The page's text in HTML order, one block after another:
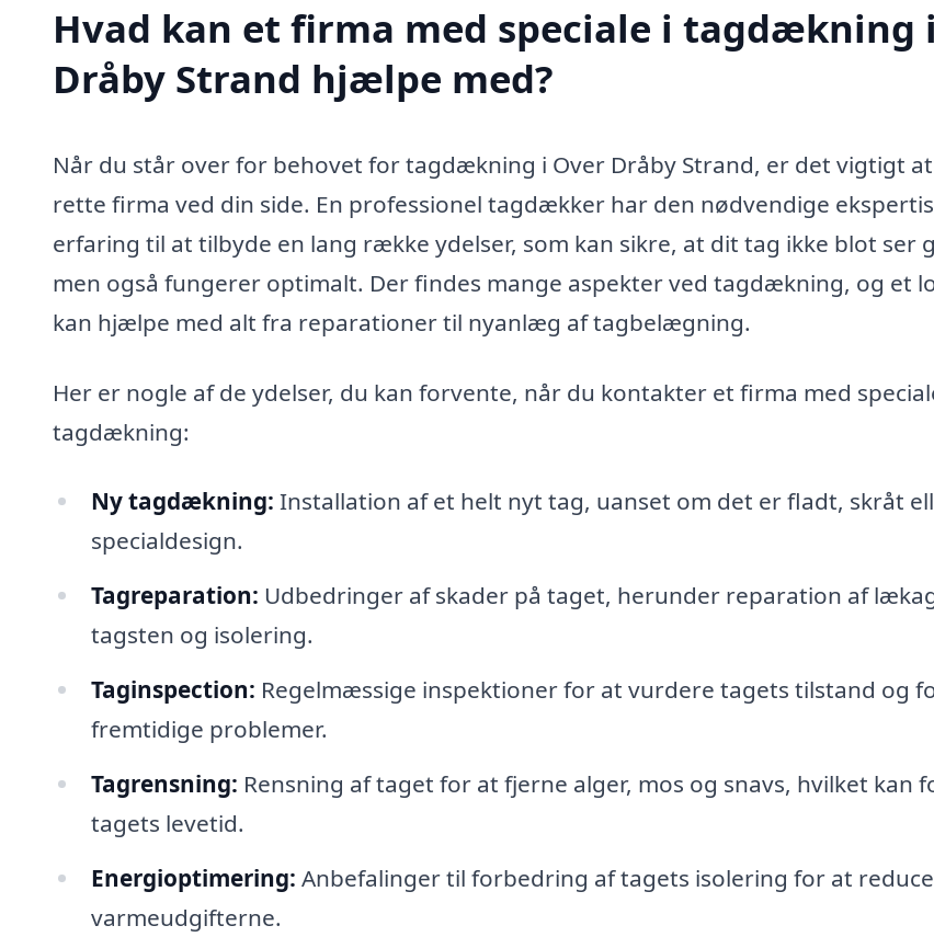
Hvad kan et firma med speciale i tagdækning
Dråby Strand hjælpe med?
Når du står over for behovet for tagdækning i Over Dråby Strand, er det vigtigt
rette firma ved din side. En professionel tagdækker har den nødvendige
erfaring til at tilbyde en lang række ydelser, som kan sikre, at dit tag ikke blot ser
men også fungerer optimalt. Der findes mange aspekter ved tagdækning, og et
kan hjælpe med alt fra reparationer til nyanlæg af tagbelægning.
Her er nogle af de ydelser, du kan forvente, når du kontakter et firma med
tagdækning:
Ny tagdækning: Installation af et helt nyt tag, uanset om det er fladt, skråt
specialdesign.
Tagreparation: Udbedringer af skader på taget, herunder reparation af
tagsten og isolering.
Taginspection: Regelmæssige inspektioner for at vurdere tagets tilstand og
fremtidige problemer.
Tagrensning: Rensning af taget for at fjerne alger, mos og snavs, hvilket kan
tagets levetid.
Energioptimering: Anbefalinger til forbedring af tagets isolering for at
varmeudgifterne.